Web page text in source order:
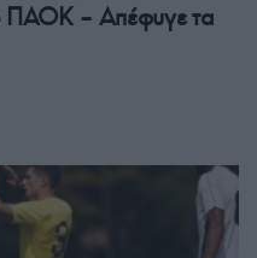
ΠΑΟΚ – Απέφυγε τα